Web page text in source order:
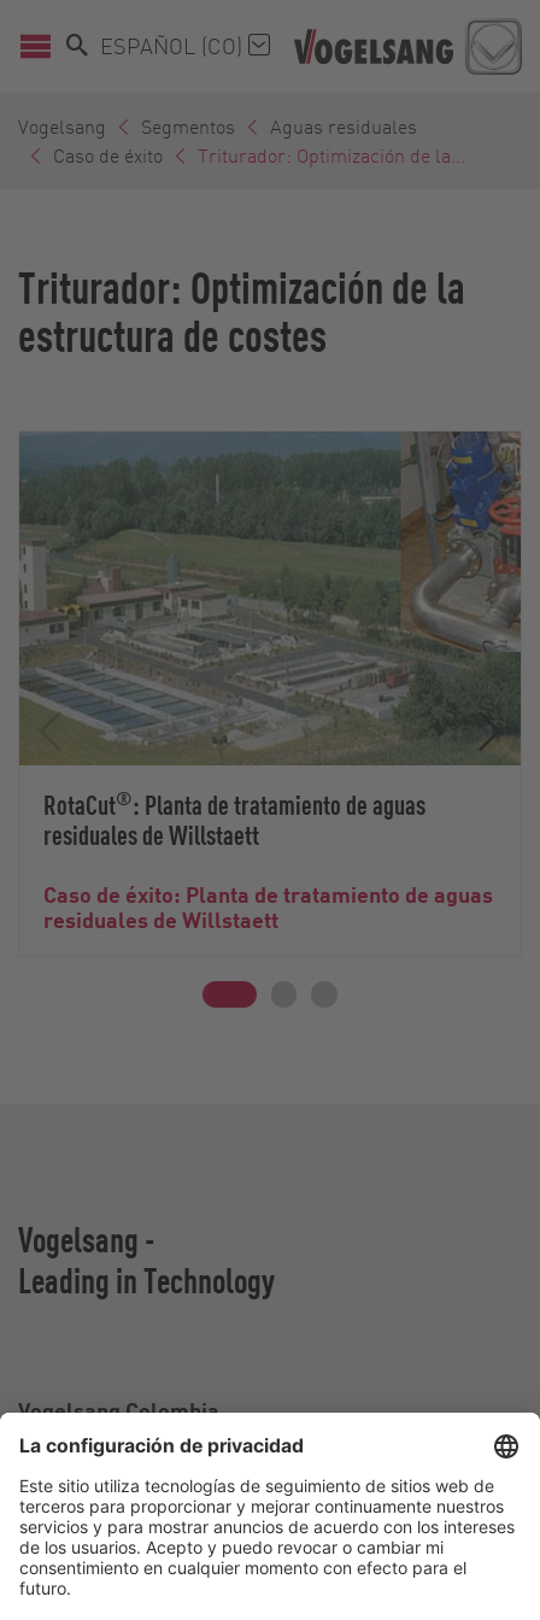
ESPAÑOL (CO)
Vogelsang Segmentos
Aguas residuales
Caso de éxito
Triturador: Optimización de la...
Triturador: Optimización de la
estructura de costes
RotaCut®: Planta de tratamiento de aguas
residuales de Willstaett
Caso de éxito: Planta de tratamiento de aguas
residuales de Willstaett
Vogelsang -
Leading in Technology
Vogelsang Colombia
Oficina de ventas en Colombia
Calle 2 sur#
25-217 Medellín
Colombia